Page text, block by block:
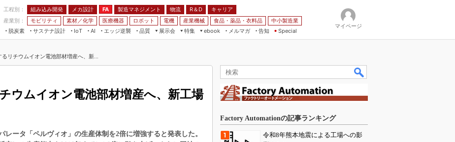
工程別： 組み込み開発 メカ設計 FA 製造マネジメント 物流 R＆D
キャリア
産業別：
モビリティ 素材／化学 医療機器 ロボット 電機 産業機械 食品・薬品・衣料品
中小製造業
脱炭素
サステナ設計
IoT
場
AI
備保全
エッジ逆襲 品質
展示会
JIMTOF
IIFES
TECHNO-FRONTIER
特集
つながるクルマ
VR／AR
フィールドサービス
組み込み画像技術
ebook
FA
モビリティ
メルマガ
告知 Special
マイページ
リチウムイオン電池部材増産へ、新...
ウムイオン電池部材増産へ、新工場
レータ「ペルヴィオ」の生産体制を2倍に増強すると発表した。
Factory Automationの記事ランキング
令和8年熊本地震による工場への影